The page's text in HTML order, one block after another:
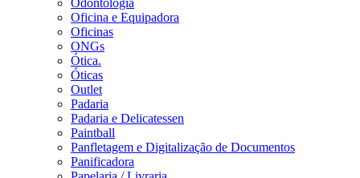
Odontologia
Oficina e Equipadora
Oficinas
ONGs
Ótica.
Óticas
Outlet
Padaria
Padaria e Delicatessen
Paintball
Panfletagem e Digitalização de Documentos
Panificadora